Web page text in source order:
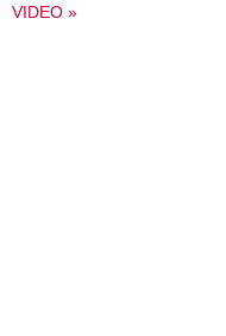
VIDEO »